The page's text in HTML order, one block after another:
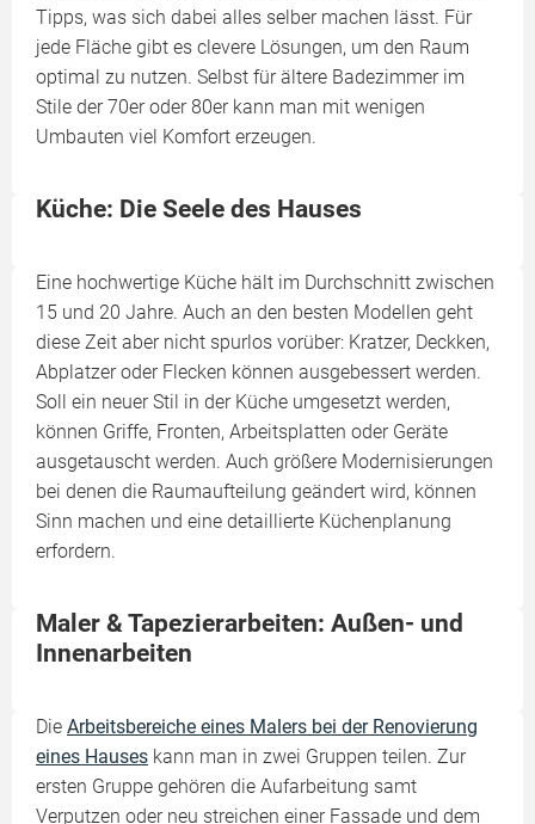
Tipps, was sich dabei alles selber machen lässt. Für
jede Fläche gibt es clevere Lösungen, um den Raum
optimal zu nutzen. Selbst für ältere Badezimmer im
Stile der 70er oder 80er kann man mit wenigen
Umbauten viel Komfort erzeugen.
Küche: Die Seele des Hauses
Eine hochwertige Küche hält im Durchschnitt zwischen
15 und 20 Jahre. Auch an den besten Modellen geht
diese Zeit aber nicht spurlos vorüber: Kratzer, Deckken,
Abplatzer oder Flecken können ausgebessert werden.
Soll ein neuer Stil in der Küche umgesetzt werden,
können Griffe, Fronten, Arbeitsplatten oder Geräte
ausgetauscht werden. Auch größere Modernisierungen
bei denen die Raumaufteilung geändert wird, können
Sinn machen und eine detaillierte Küchenplanung
erfordern.
Maler & Tapezierarbeiten: Außen- und
Innenarbeiten
Die Arbeitsbereiche eines Malers bei der Renovierung
eines Hauses kann man in zwei Gruppen teilen. Zur
ersten Gruppe gehören die Aufarbeitung samt
Verputzen oder neu streichen einer Fassade und dem